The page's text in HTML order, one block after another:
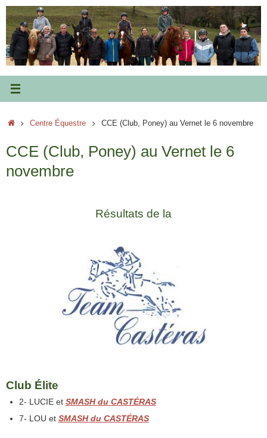
Passer
au
contenu
Accueil
Centre Équestre CCE (Club, Poney) au Vernet le 6 novembre
CCE (Club, Poney) au Vernet le 6
novembre
Résultats de la
Club Élite
2- LUCIE et SMASH du CASTÉRAS
7- LOU et SMASH du CASTÉRAS